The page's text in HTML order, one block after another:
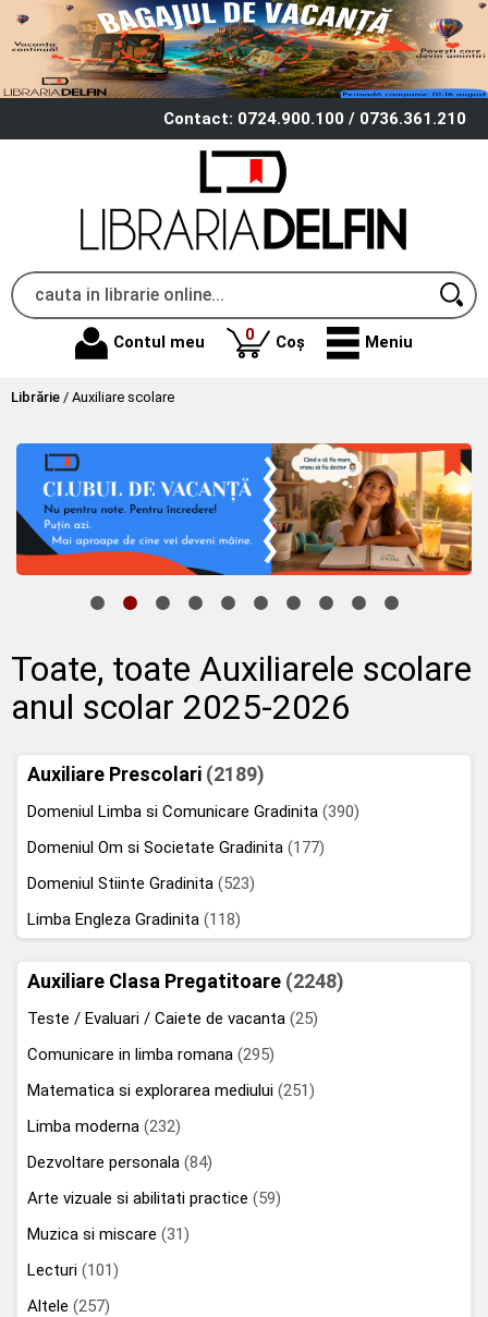
Contact: 0724.900.100 / 0736.361.210
Contul meu 0produse
Coș Meniu
Librărie / Auxiliare scolare
Toate, toate Auxiliarele scolare
anul scolar 2025-2026
Auxiliare Prescolari (2189)
Domeniul Limba si Comunicare Gradinita (390)
Domeniul Om si Societate Gradinita (177)
Domeniul Stiinte Gradinita (523)
Limba Engleza Gradinita (118)
Auxiliare Clasa Pregatitoare (2248)
Teste / Evaluari / Caiete de vacanta (25)
Comunicare in limba romana (295)
Matematica si explorarea mediului (251)
Limba moderna (232)
Dezvoltare personala (84)
Arte vizuale si abilitati practice (59)
Muzica si miscare (31)
Lecturi (101)
Altele (257)